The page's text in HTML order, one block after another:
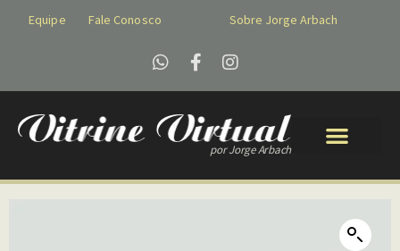
Equipe Fale Conosco Sobre Jorge Arbach
por Jorge Arbach